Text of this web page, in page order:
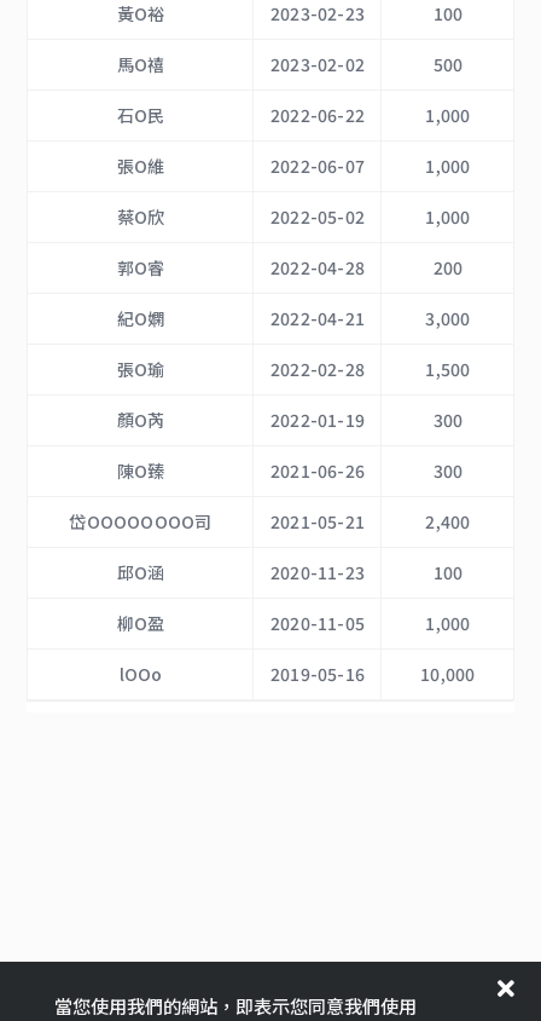
黃O裕 2023-02-23 100
馬O禧 2023-02-02 500
石O民 2022-06-22 1,000
張O維 2022-06-07 1,000
蔡O欣 2022-05-02 1,000
郭O睿 2022-04-28 200
紀O嫻 2022-04-21 3,000
張O瑜 2022-02-28 1,500
顏O芮 2022-01-19 300
陳O臻 2021-06-26 300
岱OOOOOOOO司 2021-05-21 2,400
邱O涵 2020-11-23 100
柳O盈 2020-11-05 1,000
lOOo 2019-05-16 10,000
當您使用我們的網站，即表示您同意我們使用